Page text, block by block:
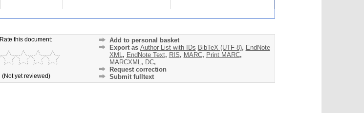
Rate this document:
(Not yet reviewed)
Add to personal basket
Export as Author List with IDs BibTeX (UTF-8), EndNote
XML , EndNote Text, RIS, MARC, Print MARC,
MARCXML , DC,
Request correction
Submit fulltext